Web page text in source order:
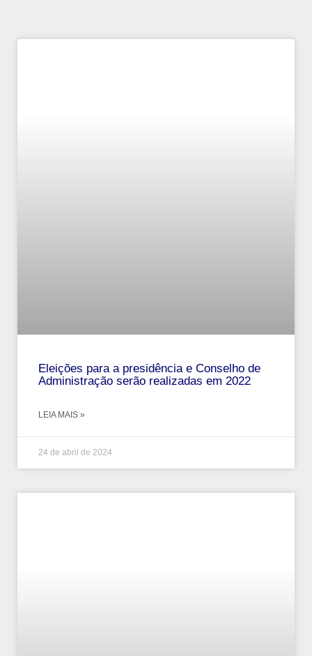
Eleições para a presidência e Conselho de
Administração serão realizadas em 2022
LEIA MAIS »
24 de abril de 2024